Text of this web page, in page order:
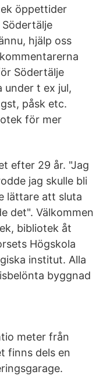
öppettider
hjälp oss
Södertälje
under t ex jul,
påsk etc.
för mer
efter 29 år. "Jag
jag skulle bli
lättare att sluta
det". Välkommen
bibliotek åt
Högskola
institut. Alla
byggnad
meter från
finns dels en